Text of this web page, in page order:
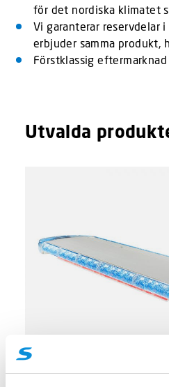
för det nordiska klimatet
Vi garanterar reservdelar
erbjuder samma produkt,
Förstklassig eftermarknad
Utvalda